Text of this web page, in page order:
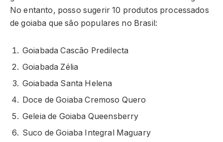
No entanto, posso sugerir 10 produtos processados
de goiaba que são populares no Brasil:
Goiabada Cascão Predilecta
Goiabada Zélia
Goiabada Santa Helena
Doce de Goiaba Cremoso Quero
Geleia de Goiaba Queensberry
Suco de Goiaba Integral Maguary